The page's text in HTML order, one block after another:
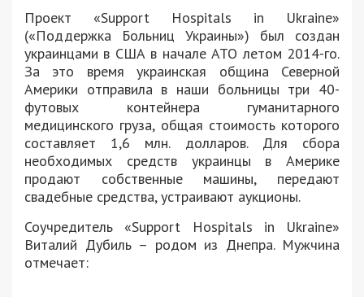
Проект «Support Hospitals in Ukraine»
(«Поддержка Больниц Украины») был создан
украинцами в США в начале АТО летом 2014-го.
За это время украинская община Северной
Америки отправила в наши больницы три 40-
футовых контейнера гуманитарного
медицинского груза, общая стоимость которого
составляет 1,6 млн. долларов. Для сбора
необходимых средств украинцы в Америке
продают собственные машины, передают
свадебные средства, устраивают аукционы.
Соучредитель «Support Hospitals in Ukraine»
Виталий Дубиль – родом из Днепра. Мужчина
отмечает: